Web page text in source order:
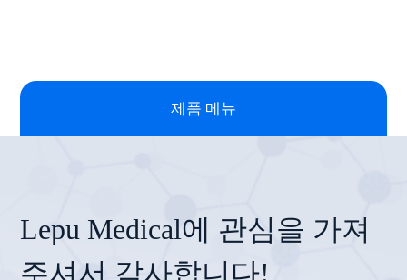
제품 메뉴
Lepu Medical에 관심을 가져
주셔서 감사합니다!